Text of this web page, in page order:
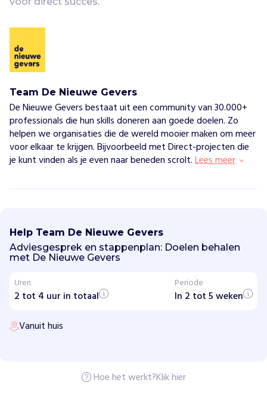
Team De Nieuwe Gevers
De Nieuwe Gevers bestaat uit een community van 30.000+
professionals die hun skills doneren aan goede doelen. Zo
helpen we organisaties die de wereld mooier maken om meer
voor elkaar te krijgen. Bijvoorbeeld met Direct-projecten die
je kunt vinden als je even naar beneden scrolt.Lees meer
m
D
e
N
e
u
G
Help Team De Nieuwe Gevers
Adviesgesprek en stappenplan: Doelen behalen
met De Nieuwe Gevers
Uren
2 tot 4 uur in totaal
Periode
In 2 tot 5 weken
Vanuit huis
Hoe het werkt?Klik hier